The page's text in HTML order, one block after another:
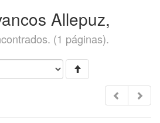
Allepuz,
(1 páginas).